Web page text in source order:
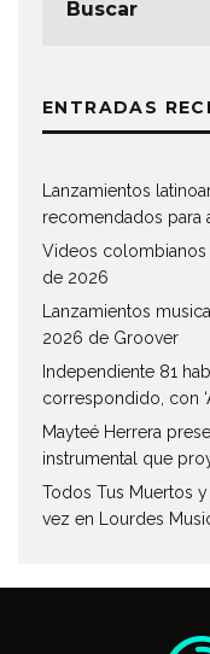
ENTRADAS
Lanzamientos
recomendados para
Videos colombianos
de 2026
Lanzamientos
2026 de Groover
Independiente 81
correspondido, con
Mayteé Herrera
instrumental que
Todos Tus Muertos
vez en Lourdes